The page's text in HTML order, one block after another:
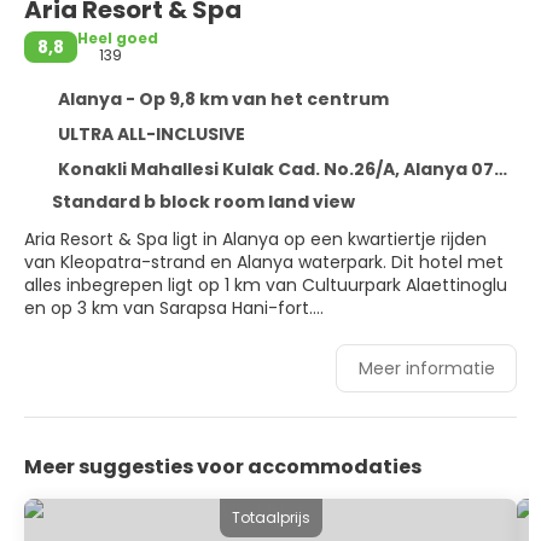
Aria Resort & Spa
8,8
Heel goed
139
Alanya - Op 9,8 km van het centrum
ULTRA ALL-INCLUSIVE
Konakli Mahallesi Kulak Cad. No.26/A, Alanya 07490
Standard b block room land view
Aria Resort & Spa ligt in Alanya op een kwartiertje rijden
van Kleopatra-strand en Alanya waterpark. Dit hotel met
alles inbegrepen ligt op 1 km van Cultuurpark Alaettinoglu
en op 3 km van Sarapsa Hani-fort.
Verwen jezelf met massages, lichaamsbehandelingen en
gezichtsbehandelingen wanneer je de spa bezoekt. Na
een duik in één van de 2 buitenzwembaden kun je een
beetje tijd doorbrengen op het privéstrand. Andere
en een kapsalon.
Doe of je thuis bent in één van de 293 kamers met een
Meer informatie
Meer suggesties voor accommodaties
Totaalprijs